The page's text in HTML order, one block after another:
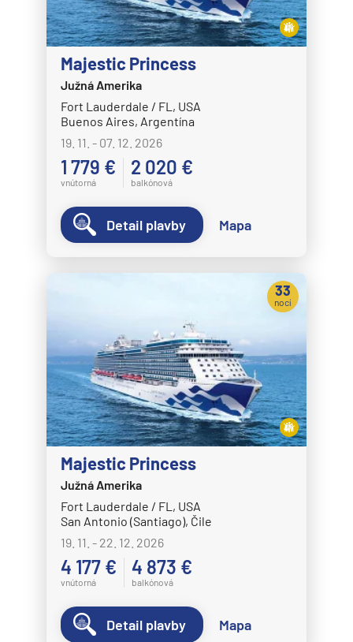
Majestic Princess
Južná Amerika
Fort Lauderdale / FL, USA
Buenos Aires, Argentína
19. 11. - 07. 12. 2026
1 779 €
vnútorná
2 020 €
balkónová
Detail plavby Mapa
Majestic Princess
Južná Amerika
Fort Lauderdale / FL, USA
San Antonio (Santiago), Čile
19. 11. - 22. 12. 2026
4 177 €
vnútorná
4 873 €
balkónová
33
nocí
Detail plavby Mapa